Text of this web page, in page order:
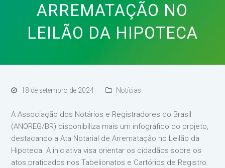
ARREMATAÇÃO NO
LEILÃO DA HIPOTECA
18 de setembro de 2024 Notícias
A Associação dos Notários e Registradores do Brasil
(ANOREG/BR) disponibiliza mais um infográfico do projeto,
destacando a Ata Notarial de Arrematação no Leilão da
Hipoteca. A iniciativa visa orientar os cidadãos sobre os
atos praticados nos Tabelionatos e Cartórios de Registro